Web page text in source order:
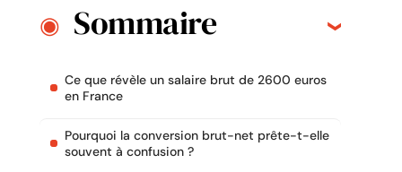
Sommaire
Ce que révèle un salaire brut de 2600 euros
en France
Pourquoi la conversion brut-net prête-t-elle
souvent à confusion ?